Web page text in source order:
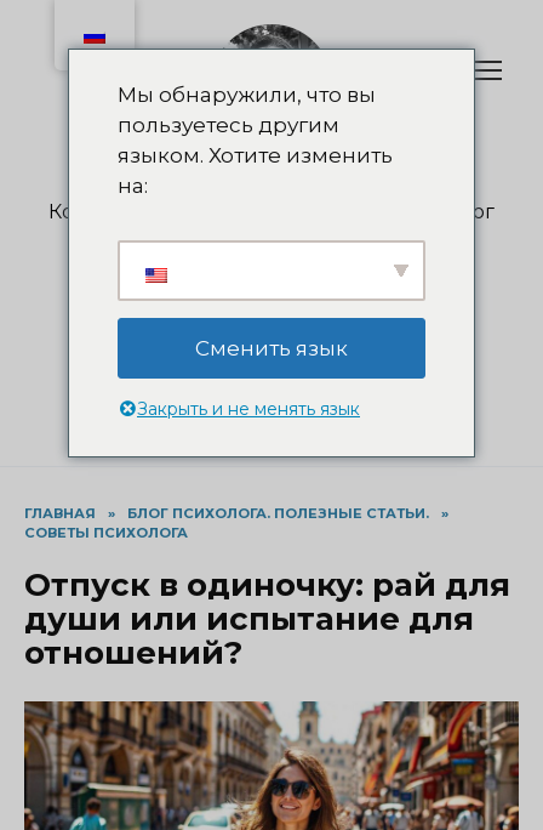
Коуч, психолог, психотерапевт, суицидолог
info@nedelkova.pro
Записаться на консультацию
ГЛАВНАЯ » БЛОГ ПСИХОЛОГА. ПОЛЕЗНЫЕ СТАТЬИ.
»
СОВЕТЫ ПСИХОЛОГА
Отпуск в одиночку: рай для
души или испытание для
отношений?
Мы обнаружили, что вы
пользуетесь другим
языком. Хотите изменить
на:
Сменить язык
Закрыть и не менять язык